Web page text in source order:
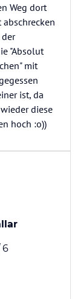
Weg dort
"Absolut
mit
ist, da
diese
hoch :o))
6